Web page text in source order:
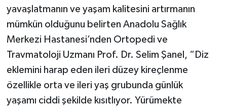
yavaşlatmanın ve yaşam kalitesini artırmanın
mümkün olduğunu belirten Anadolu Sağlık
Merkezi Hastanesi’nden Ortopedi ve
Travmatoloji Uzmanı Prof. Dr. Selim Şanel, “Diz
eklemini harap eden ileri düzey kireçlenme
özellikle orta ve ileri yaş grubunda günlük
yaşamı ciddi şekilde kısıtlıyor. Yürümekte